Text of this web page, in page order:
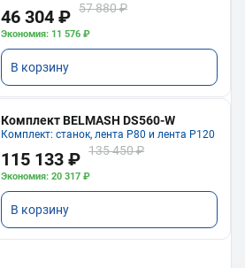
46 304 ₽ 57 880 ₽
Экономия: 11 576 ₽
В корзину
Комплект BELMASH DS560-W
Комплект: станок, лента P80 и лента P120
115 133 ₽ 135 450 ₽
Экономия: 20 317 ₽
В корзину